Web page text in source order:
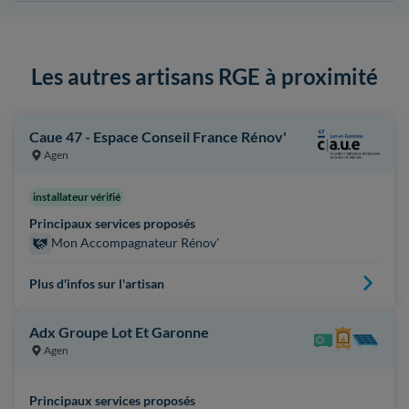
Les autres artisans RGE à proximité
Caue 47 - Espace Conseil France Rénov'
Agen
installateur vérifié
Principaux services proposés
Mon Accompagnateur Rénov'
Plus d'infos sur l'artisan
Adx Groupe Lot Et Garonne
Agen
Principaux services proposés